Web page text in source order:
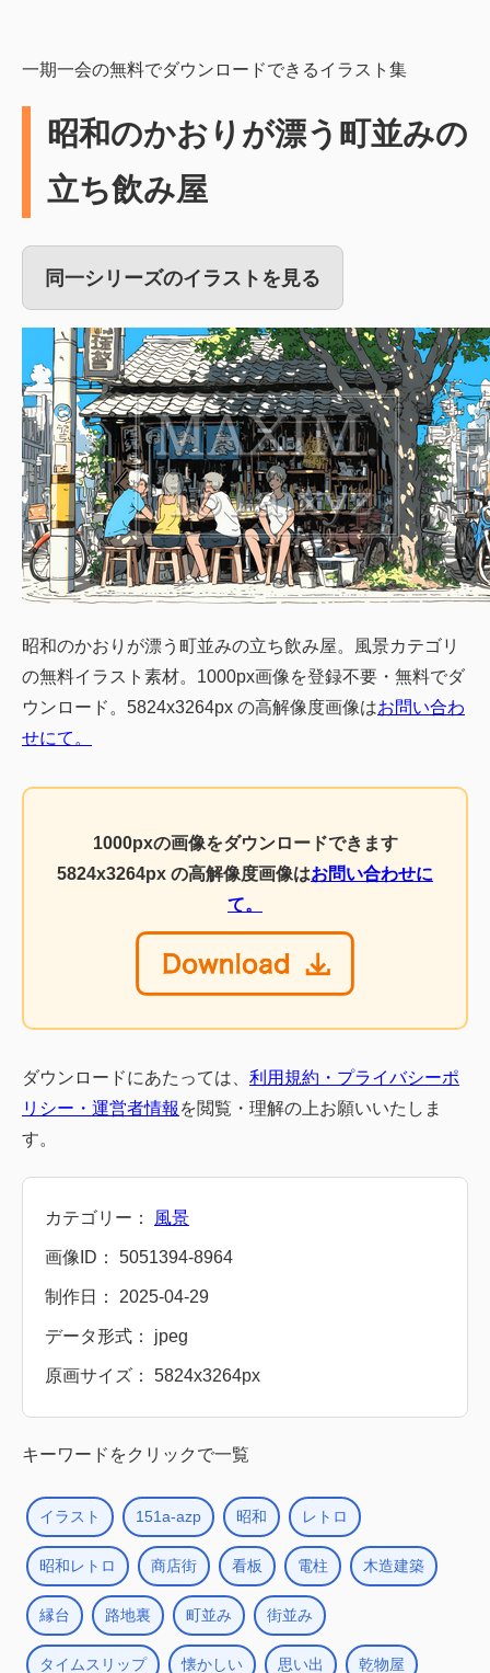
一期一会の無料でダウンロードできるイラスト集
昭和のかおりが漂う町並みの
立ち飲み屋
同一シリーズのイラストを見る
昭和のかおりが漂う町並みの立ち飲み屋。風景カテゴリ
の無料イラスト素材。1000px画像を登録不要・無料でダ
ウンロード。5824x3264px の高解像度画像はお問い合わ
せにて。
1000pxの画像をダウンロードできます
5824x3264px の高解像度画像はお問い合わせに
て。
ダウンロードにあたっては、 利用規約・プライバシーポ
リシー・運営者情報 を閲覧・理解の上お願いいたしま
す。
カテゴリー： 風景
画像ID： 5051394-8964
制作日： 2025-04-29
データ形式： jpeg
原画サイズ： 5824x3264px
キーワードをクリックで一覧
イラスト 151a-azp 昭和 レトロ
昭和レトロ 商店街 看板 電柱 木造建築
縁台 路地裏 町並み 街並み
タイムスリップ 懐かしい 思い出 乾物屋